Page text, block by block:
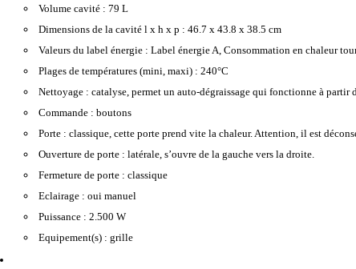
Volume cavité : 79 L
Dimensions de la cavité l x h x p : 46.7 x 43.8 x 38.5 cm
Valeurs du label énergie : Label énergie A, Consommation en chaleur
Plages de températures (mini, maxi) : 240°C
Nettoyage : catalyse, permet un auto-dégraissage qui fonctionne à partir
Commande : boutons
Porte : classique, cette porte prend vite la chaleur. Attention, il est
Ouverture de porte : latérale, s’ouvre de la gauche vers la droite.
Fermeture de porte : classique
Eclairage : oui manuel
Puissance : 2.500 W
Equipement(s) : grille